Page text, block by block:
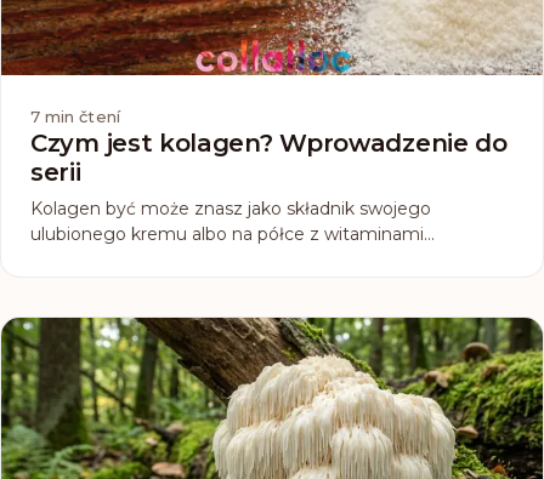
7 min čtení
Czym jest kolagen? Wprowadzenie do
serii
Kolagen być może znasz jako składnik swojego
ulubionego kremu albo na półce z witaminami